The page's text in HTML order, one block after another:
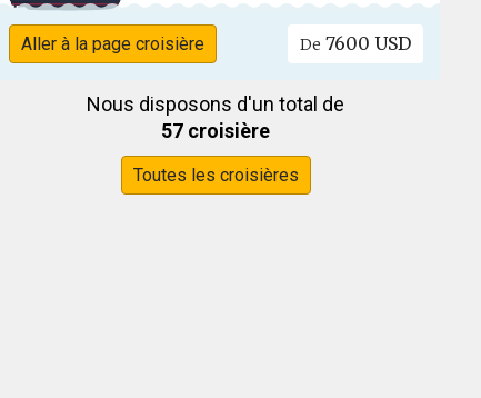
Aller à la page croisière De 7600 USD
Nous disposons d'un total de
57 croisière
Toutes les croisières